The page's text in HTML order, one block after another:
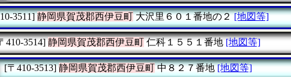
3511] 静岡県賀茂郡西伊豆町大沢里６０１番地の２ [地図等]
410-3514] 静岡県賀茂郡西伊豆町仁科１５５１番地 [地図等]
[〒410-3513] 静岡県賀茂郡西伊豆町中８２７番地 [地図等]